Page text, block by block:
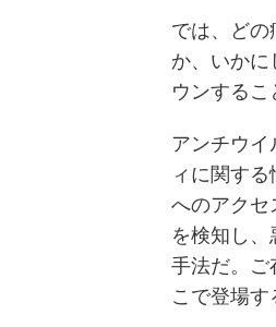
では、ど
か、いか
ウンするこ
アンチウ
ィに関す
へのアクセ
を検知し
手法だ。ご
こで登場